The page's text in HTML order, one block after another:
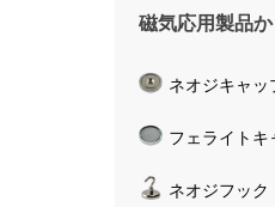
磁気応用製品
ネオジキャッ
フェライトキ
ネオジフック